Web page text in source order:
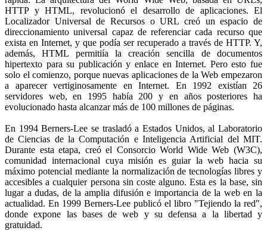
HTTP y HTML, revolucionó el desarrollo de aplicaciones. El
Localizador Universal de Recursos o URL creó un espacio de
direccionamiento universal capaz de referenciar cada recurso que
exista en Internet, y que podía ser recuperado a través de HTTP. Y,
además, HTML permitiía la creación sencilla de documentos
hipertexto para su publicación y enlace en Internet. Pero esto fue
solo el comienzo, porque nuevas aplicaciones de la Web empezaron
a aparecer vertiginosamente en Internet. En 1992 existían 26
servidores web, en 1995 había 200 y en años posteriores ha
evolucionado hasta alcanzar más de 100 millones de páginas.
En 1994 Berners-Lee se trasladó a Estados Unidos, al Laboratorio
de Ciencias de la Computación e Inteligencia Artificial del MIT.
Durante esta etapa, creó el Consorcio World Wide Web (W3C),
comunidad internacional cuya misión es guiar la web hacia su
máximo potencial mediante la normalización de tecnologías libres y
accesibles a cualquier persona sin coste alguno. Esta es la base, sin
lugar a dudas, de la amplia difusión e importancia de la web en la
actualidad. En 1999 Berners-Lee publicó el libro "Tejiendo la red",
donde expone las bases de web y su defensa a la libertad y
gratuidad.